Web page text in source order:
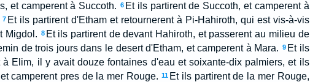
et camperent à Succoth. 6 Et ils partirent de Succoth, et camperent à
7 Et ils partirent d'Etham et retournerent à Pi-Hahiroth, qui est vis-à-vis
Migdol. 8 Et ils partirent de devant Hahiroth, et passerent au milieu de
de trois jours dans le desert d'Etham, et camperent à Mara. 9 Et ils
Elim, il y avait douze fontaines d'eau et soixante-dix palmiers, et ils
camperent pres de la mer Rouge. 11 Et ils partirent de la mer Rouge,